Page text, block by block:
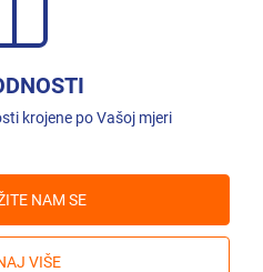
krojene po Vašoj mjeri
NAM SE
VIŠE